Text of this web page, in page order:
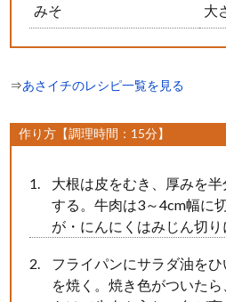
みそ 大
⇒あさイチのレシピ一覧を見る
作り方【調理時間：15分】
大根は皮をむき、厚みを
する。牛肉は3～4cm幅に
が・にんにくはみじん切り
フライパンにサラダ油を
を焼く。焼き色がついた